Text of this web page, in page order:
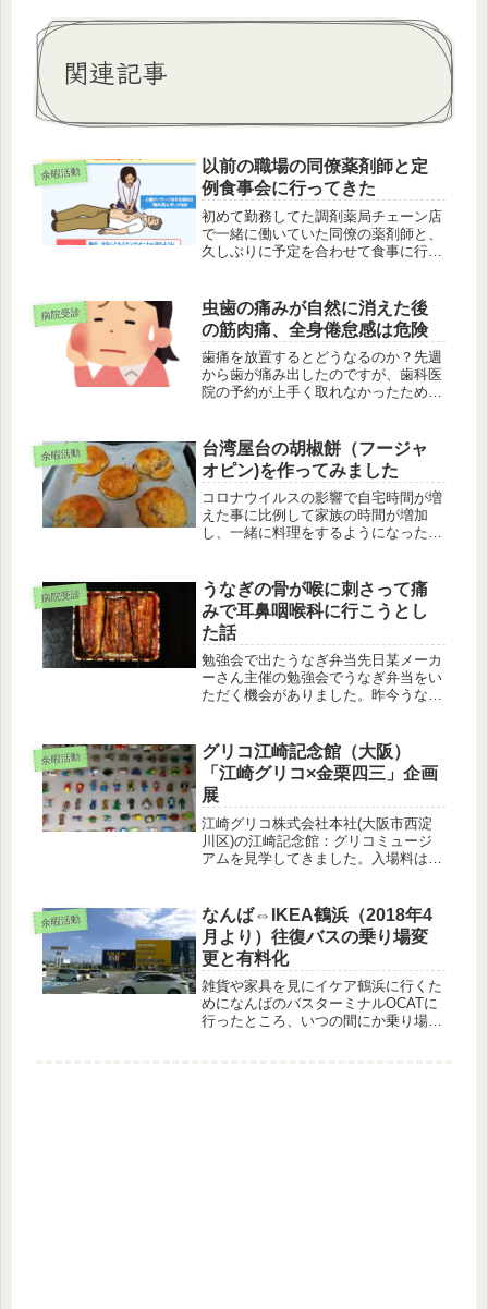
関連記事
余暇活動
以前の職場の同僚薬剤師と定
例食事会に行ってきた
初めて勤務してた調剤薬局チェーン店
で一緒に働いていた同僚の薬剤師と、
久しぶりに予定を合わせて食事に行っ
情報交換（最近の薬の話や持病につい
ての話、各々の職場の働きやすさ等）
も...
病院受診
虫歯の痛みが自然に消えた後
の筋肉痛、全身倦怠感は危険
歯痛を放置するとどうなるのか？先週
から歯が痛み出したのですが、歯科医
院の予約が上手く取れなかったため、
いものが沁みる程度でしたが、段々温
かいものが沁みるようになってきまし
た...
余暇活動
台湾屋台の胡椒餅（フージャ
オピン)を作ってみました
コロナウイルスの影響で自宅時間が増
えた事に比例して家族の時間が増加
し、一緒に料理をするようになった事
事は出来そうにないので、それならば
余暇時間を使って食べたかった胡椒餅
を自...
病院受診
うなぎの骨が喉に刺さって痛
みで耳鼻咽喉科に行こうとし
た話
勉強会で出たうなぎ弁当先日某メーカ
ーさん主催の勉強会でうなぎ弁当をい
ただく機会がありました。昨今うなぎ
て仕方ありませんでした。しかし門前
医院の午前診が押した事、そして勉強
会...
余暇活動
グリコ江崎記念館（大阪）
「江崎グリコ×金栗四三」企画
展
江崎グリコ株式会社本社(大阪市西淀
川区)の江崎記念館：グリコミュージ
アムを見学してきました。入場料は無
電話（TEL：06-6477-8257）（受付時
間：開館日10:00～...
余暇活動
なんば⇔IKEA鶴浜（2018年4
月より）往復バスの乗り場変
更と有料化
雑貨や家具を見にイケア鶴浜に行くた
めになんばのバスターミナルOCATに
行ったところ、いつの間にか乗り場が